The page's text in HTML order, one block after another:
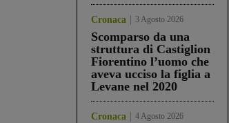
Cronaca 3 Agosto 2026
Scomparso da una
struttura di Castiglion
Fiorentino l’uomo che
aveva ucciso la figlia a
Levane nel 2020
Cronaca 4 Agosto 2026